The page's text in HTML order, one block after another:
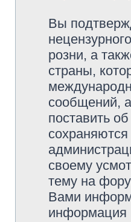
Вы
розни, а
страны,
сообщений,
поставить
своему
тему на
Вами
информация